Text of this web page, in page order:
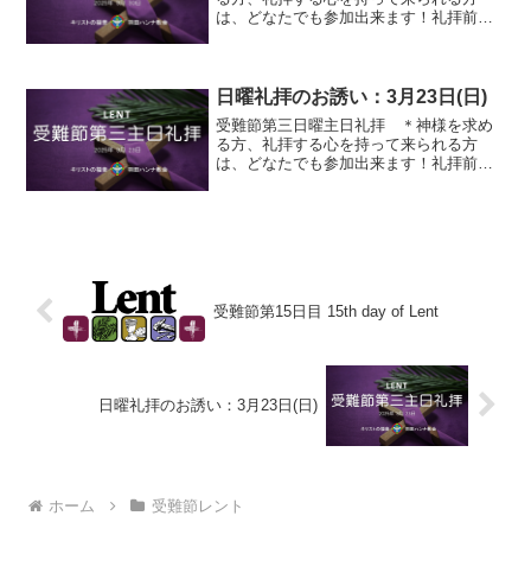
は、どなたでも参加出来ます！礼拝前さ
方は、上の...
日曜礼拝のお誘い：3月23日(日)
受難節第三日曜主日礼拝 ＊神様を求め
る方、礼拝する心を持って来られる方
は、どなたでも参加出来ます！礼拝前さ
受難節第15日目 15th day of Lent
日曜礼拝のお誘い：3月23日(日)
ホーム 受難節レント